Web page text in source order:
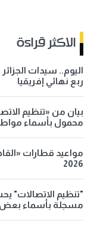
الاكثر قراءة
اليوم.. سيدات
ربع نهائي إفريقيا
بيان من «تنظيم
محمول بأسماء
2026
"تنظيم
مسجلة بأسماء بعض